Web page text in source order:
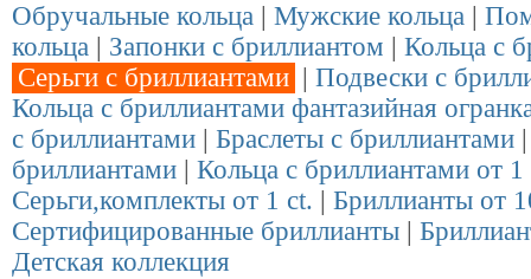
Обручальные кольца
Мужские кольца
кольца
Запонки с бриллиантом
Кольца с
Серьги с бриллиантами
Подвески с
Кольца с бриллиантами фантазийная
с бриллиантами
Браслеты с бриллиантами
бриллиантами
Кольца с бриллиантами от 1
Серьги,комплекты от 1 ct.
Бриллианты от
Сертифицированные бриллианты
Детская коллекция